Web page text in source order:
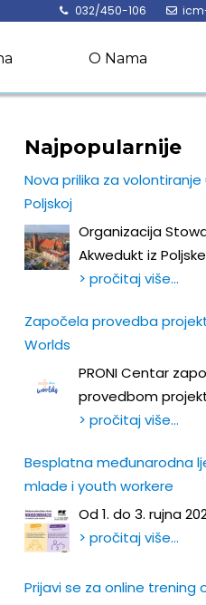
032/450-106
O Nama
Najpopularnije
Nova prilika za volontiranje
Poljskoj
Organizacija
Akwedukt iz
> pročitaj više…
Započela provedba
Worlds
PRONI Centar
provedbom
> pročitaj više…
Besplatna međunarodna
mlade i youth workere
Od 1. do 3. rujna
> pročitaj više…
Prijavi se za online trening